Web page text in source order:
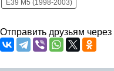
E39 M5 (1998-2003)
Отправить друзьям через